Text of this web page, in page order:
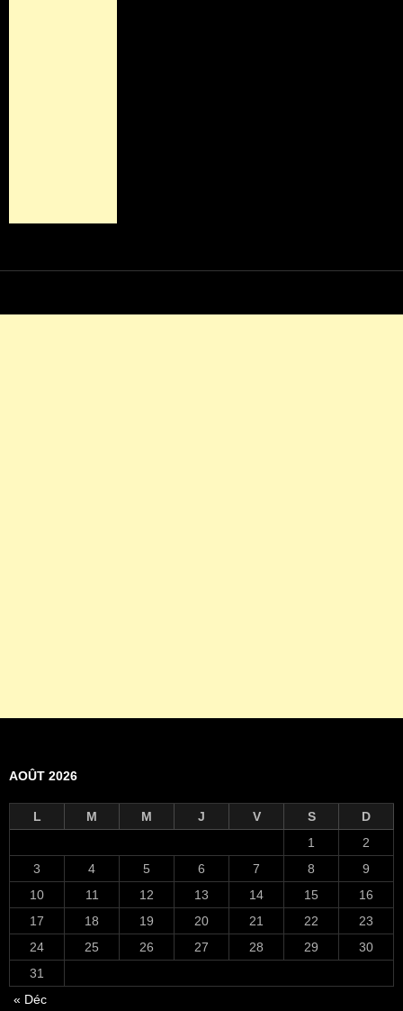
AOÛT 2026
L M M J V S
D
1
2
3
4 5 6 7 8
9
10
11 12 13 14 15
16
17
18 19 20 21 22
23
24
25 26 27 28 29
30
31
« Déc